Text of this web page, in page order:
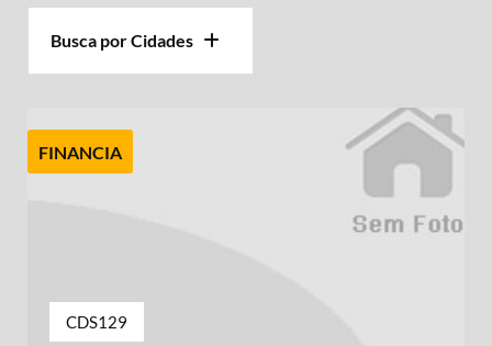
Busca por Cidades
FINANCIA
CDS129